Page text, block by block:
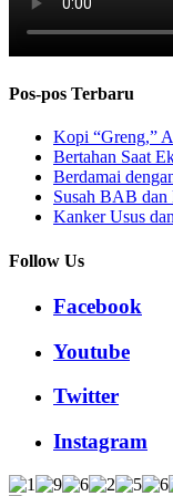
Pos-pos Terbaru
Kopi “Greng,”
Bertahan Saat
Berdamai
Susah BAB dan
Kanker Usus
Follow Us
Facebook
Youtube
Twitter
Instagram